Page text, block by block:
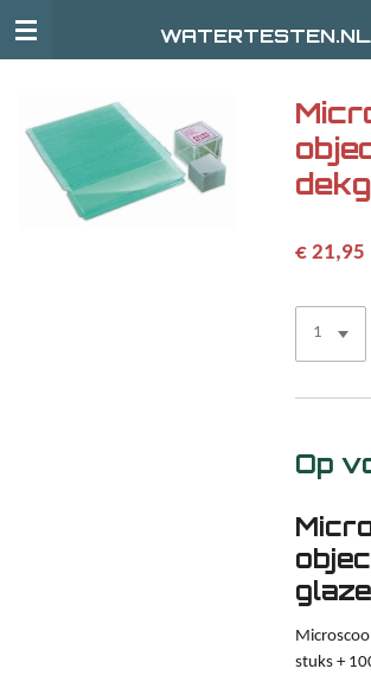
Ga
hoofdinhoud
WATERTESTEN.NL
€ 21,95
Op
stuks +